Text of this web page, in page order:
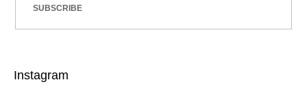
SUBSCRIBE
Instagram